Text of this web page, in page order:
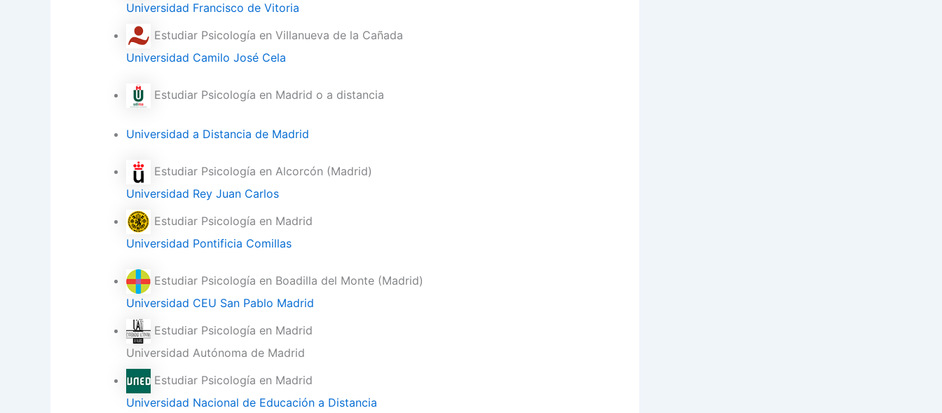
Universidad Francisco de Vitoria
Estudiar Psicología en Villanueva de la Cañada
Universidad Camilo José Cela
Estudiar Psicología en Madrid o a distancia
Universidad a Distancia de Madrid
Estudiar Psicología en Alcorcón (Madrid)
Universidad Rey Juan Carlos
Estudiar Psicología en Madrid
Universidad Pontificia Comillas
Estudiar Psicología en Boadilla del Monte (Madrid)
Universidad CEU San Pablo Madrid
Estudiar Psicología en Madrid
Universidad Autónoma de Madrid
Estudiar Psicología en Madrid
Universidad Nacional de Educación a Distancia